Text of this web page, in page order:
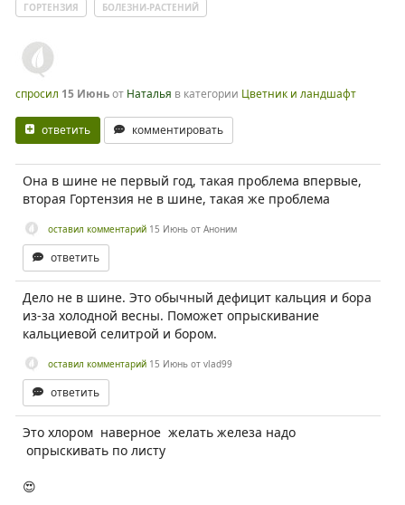
ГОРТЕНЗИЯ БОЛЕЗНИ-РАСТЕНИЙ
спросил 15 Июньот Наталья в категории Цветник и ландшафт
ответить комментировать
Она в шине не первый год, такая проблема впервые,
вторая Гортензия не в шине, такая же проблема
оставил комментарий 15 Июнь от Аноним
ответить
Дело не в шине. Это обычный дефицит кальция и бора
из-за холодной весны. Поможет опрыскивание
кальциевой селитрой и бором.
оставил комментарий 15 Июнь от vlad99
ответить
Это хлором наверное желать железа надо
опрыскивать по листу
😍